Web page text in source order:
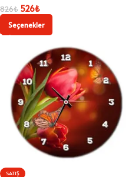
826₺ 526₺
Seçenekler
SATIŞ